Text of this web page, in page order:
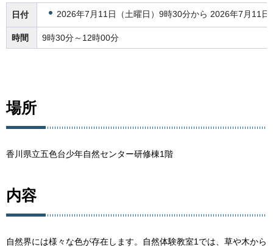
日付 2026年7月11日（土曜日）9時30分から 2026年7月11
時間 9時30分～12時00分
場所
香川県立五色台少年自然センター研修棟1階
内容
自然界には様々な色が存在します。自然体験教室1では、草や木から